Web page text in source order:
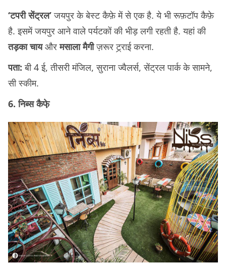
‘टपरी सेंट्रल’जयपुर के बेस्ट कैफ़े में से एक है. ये भी रूफ़टॉप कैफ़े
है. इसमें जयपुर आने वाले पर्यटकों की भीड़ लगी रहती है. यहां की
तड़का चायऔरमसाला मैगीज़रूर ट्र्राई करना.
पता:बी 4 ई, तीसरी मंजिल, सुराना ज्वैलर्स, सेंट्रल पार्क के सामने,
सी स्कीम.
6. निब्स कैफे़